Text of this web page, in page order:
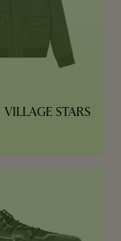
VILLAGE STARS